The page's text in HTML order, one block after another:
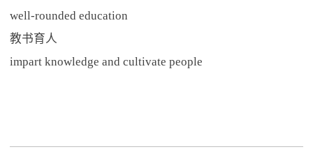
well-rounded education
教书育人
impart knowledge and cultivate people